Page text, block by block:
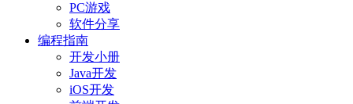
PC游戏
软件分享
编程指南
开发小册
Java开发
iOS开发